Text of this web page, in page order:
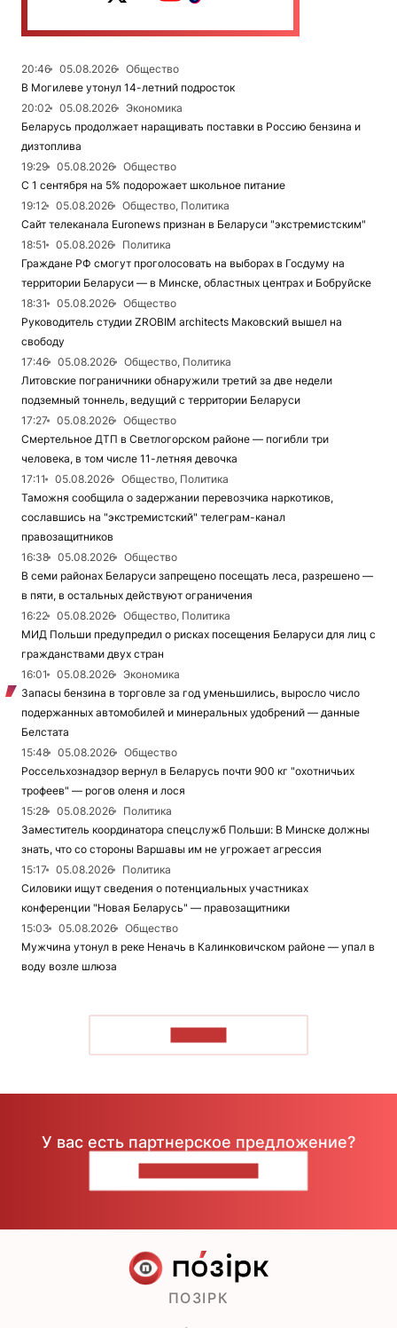
20:46 05.08.2026
Общество
В Могилеве утонул 14-летний подросток
20:02
05.08.2026
Экономика
Беларусь продолжает наращивать поставки в Россию бензина и
дизтоплива
19:29
05.08.2026
Общество
С 1 сентября на 5% подорожает школьное питание
19:12
05.08.2026
Общество, Политика
Сайт телеканала Euronews признан в Беларуси "экстремистским"
18:51
05.08.2026
Политика
Граждане РФ смогут проголосовать на выборах в Госдуму на
территории Беларуси — в Минске, областных центрах и Бобруйске
18:31
05.08.2026
Общество
Руководитель студии ZROBIM architects Маковский вышел на
свободу
17:46
05.08.2026
Общество, Политика
Литовские пограничники обнаружили третий за две недели
подземный тоннель, ведущий с территории Беларуси
17:27
05.08.2026
Общество
Смертельное ДТП в Светлогорском районе — погибли три
человека, в том числе 11-летняя девочка
17:11
05.08.2026
Общество, Политика
Таможня сообщила о задержании перевозчика наркотиков,
сославшись на "экстремистский" телеграм-канал
правозащитников
16:38
05.08.2026
Общество
В семи районах Беларуси запрещено посещать леса, разрешено —
в пяти, в остальных действуют ограничения
16:22
05.08.2026
Общество, Политика
МИД Польши предупредил о рисках посещения Беларуси для лиц с
гражданствами двух стран
16:01
05.08.2026
Экономика
Запасы бензина в торговле за год уменьшились, выросло число
подержанных автомобилей и минеральных удобрений — данные
Белстата
15:48
05.08.2026
Общество
Россельхознадзор вернул в Беларусь почти 900 кг "охотничьих
трофеев" — рогов оленя и лося
15:28
05.08.2026
Политика
Заместитель координатора спецслужб Польши: В Минске должны
знать, что со стороны Варшавы им не угрожает агрессия
15:17
05.08.2026
Политика
Силовики ищут сведения о потенциальных участниках
конференции "Новая Беларусь" — правозащитники
15:03
05.08.2026
Общество
Мужчина утонул в реке Неначь в Калинковичском районе — упал в
воду возле шлюза
У вас есть партнерское предложение?
ПОЗІРК